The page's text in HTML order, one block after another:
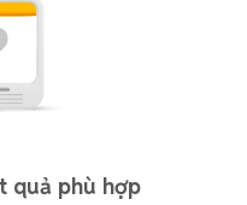
quả phù hợp